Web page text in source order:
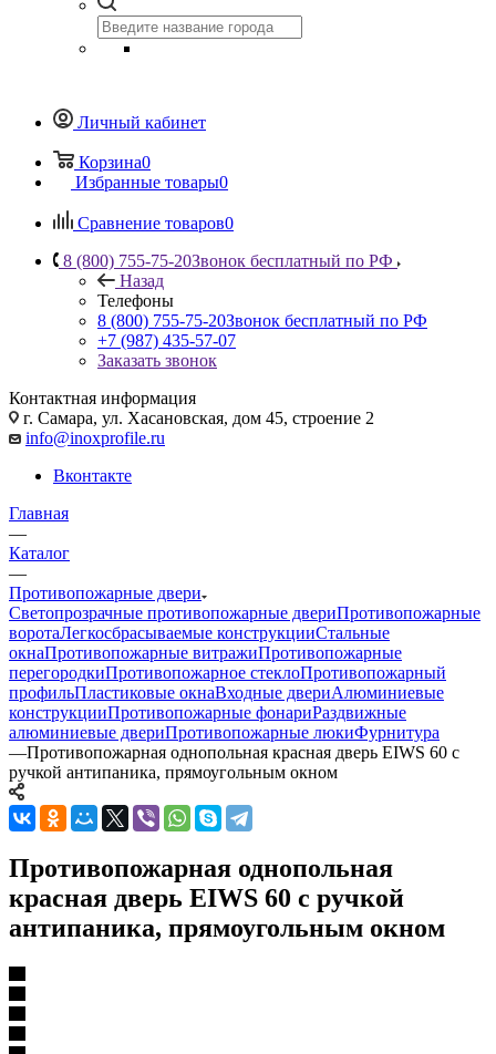
Личный кабинет
Корзина0
Избранные товары0
Сравнение товаров0
8 (800) 755-75-20Звонок бесплатный по РФ
Назад
Телефоны
8 (800) 755-75-20Звонок бесплатный по РФ
+7 (987) 435-57-07
Заказать звонок
Контактная информация
г. Самара, ул. Хасановская, дом 45, строение 2
info@inoxprofile.ru
Вконтакте
Главная
—
Каталог
—
Противопожарные двери
Светопрозрачные противопожарные двериПротивопожарные
воротаЛегкосбрасываемые конструкцииСтальные
окнаПротивопожарные витражиПротивопожарные
перегородкиПротивопожарное стеклоПротивопожарный
профильПластиковые окнаВходные двериАлюминиевые
конструкцииПротивопожарные фонариРаздвижные
алюминиевые двериПротивопожарные люкиФурнитура
—Противопожарная однопольная красная дверь EIWS 60 с
ручкой антипаника, прямоугольным окном
Противопожарная однопольная
красная дверь EIWS 60 с ручкой
антипаника, прямоугольным окном